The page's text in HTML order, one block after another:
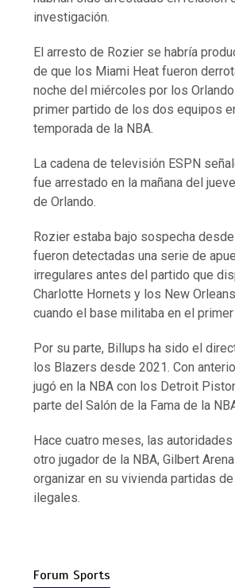
investigación.
El arresto de Rozier se habría
de que los Miami Heat fueron
noche del miércoles por los
primer partido de los dos equipos
temporada de la NBA.
La cadena de televisión ESPN
fue arrestado en la mañana del
de Orlando.
Rozier estaba bajo sospecha
fueron detectadas una serie de
irregulares antes del partido que
Charlotte Hornets y los New
cuando el base militaba en el
Por su parte, Billups ha sido el
los Blazers desde 2021. Con
jugó en la NBA con los Detroit
parte del Salón de la Fama de la
Hace cuatro meses, las
otro jugador de la NBA, Gilbert
organizar en su vivienda partidas
ilegales.
Forum Sports